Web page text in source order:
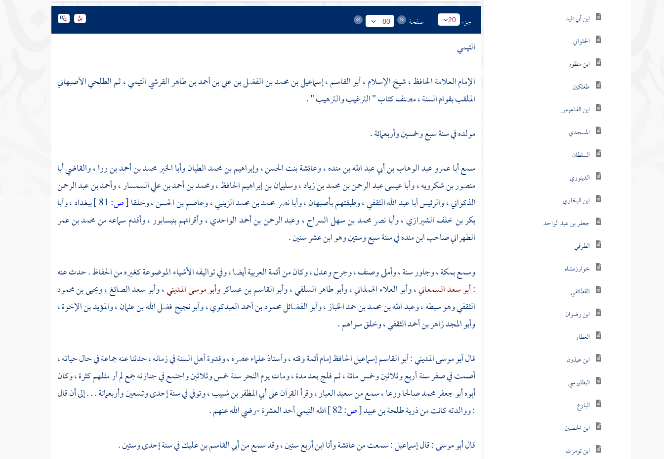
ابن أبي تليد
الحلواني
ابن منظور
طغتكين
ابن الفاعوس
المسجدي
السلطان
الدينوري
ابن البخاري
جعفر بن عبد الواحد
الطرقي
خوارزمشاه
القطائفي
ابن رضوان
العطار
ابن عيذون
البطليوسي
البارع
ابن الحصين
ابن تومرت
جزء 20 صفحة 80
التيمي
الإمام العلامة الحافظ ، شيخ الإسلام ، أبو القاسم ، إسماعيل بن محمد بن الفضل بن علي بن أحمد بن طاهر القرشي التيمي ، ثم الطلحي الأصبهاني
الملقب بقوام السنة ، مصنف كتاب " الترغيب والترهيب " .
مولده في سنة سبع وخمسين وأربعمائة .
سمعأبا عمرو عبد الوهاب بن أبي عبد الله بن منده،وعائشة بنت الحسن،وإبراهيم بن محمد الطيانوأبا الخير محمد بن أحمد بن ررا،والقاضي أبا
منصور بن شكرويه،وأبا عيسى عبد الرحمن بن محمد بن زياد،وسليمان بن إبراهيم الحافظ،ومحمد بن أحمد بن علي السمسار،وأحمد بن عبد الرحمن
الذكواني،والرئيس أبا عبد الله الثقفي، وطبقتهمبأصبهان،وأبا نصر محمد بن محمد الزينبي،وعاصم بن الحسن، وخلقا[ص: ببغداد،وأبا
بكر بن خلف الشيرازي،وأبا نصر محمد بن سهل السراج،وعبد الرحمن بن أحمد الواحدي، وأقرانهمبنيسابور، وأقدم سماعه منمحمد بن عمر
الطهراني صاحب ابن مندهفي سنة سبع وستين وهو ابن عشر سنين .
وسمعبمكة، وجاور سنة ، وأملى وصنف ، وجرح وعدل ، وكان من أئمة العربية أيضا ، وفي تواليفه الأشياء الموضوعة كغيره من الحفاظ . حدث عنه
:أبو سعد السمعاني،وأبو العلاء الهمذاني،وأبو طاهر السلفي،وأبو القاسم بن عساكروأبو موسى المديني،وأبو سعد الصائغ،ويحيى بن محمود
الثقفيوهو سبطه ،وعبد الله بن محمد بن حمد الخباز،وأبو الفضائل محمود بن أحمد العبدكوي،وأبو نجيح فضل الله بن عثمان،والمؤيد بن الإخوة،
وأبو المجد زاهر بن أحمد الثقفي، وخلق سواهم .
قالأبو موسى المديني:أبو القاسم إسماعيل الحافظإمام أئمة وقته ، وأستاذ علماء عصره ، وقدوة أهل السنة في زمانه ، حدثنا عنه جماعة في حال حياته ،
أصمت في صفر سنة أربع وثلاثين وخمس مائة ، ثم فلج بعد مدة ، ومات يوم النحر سنة خمس وثلاثين واجتمع في جنازته جمع لم أر مثلهم كثرة ، وكان
أبوهأبو جعفر محمدصالحا ورعا ،سمع من سعيد العيار، وقرأ القرآن علىأبي المظفر بن شبيب، وتوفي في سنة إحدى وتسعين وأربعمائة . . . إلى أن قال
: ووالدته كانت من ذريةطلحة بن عبيد[ص: الله التيميأحد العشرة -رضي الله عنهم .
قالأبو موسى: قالإسماعيل: سمعت منعائشةوأنا ابن أربع سنين ، وقد سمع منأبي القاسم بن عليكفي سنة إحدى وستين .